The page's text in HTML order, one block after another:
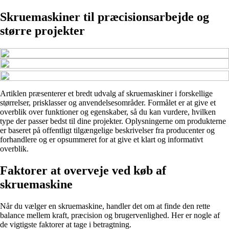
Skruemaskiner til præcisionsarbejde og
større projekter
Artiklen præsenterer et bredt udvalg af skruemaskiner i forskellige
størrelser, prisklasser og anvendelsesområder. Formålet er at give et
overblik over funktioner og egenskaber, så du kan vurdere, hvilken
type der passer bedst til dine projekter. Oplysningerne om produkterne
er baseret på offentligt tilgængelige beskrivelser fra producenter og
forhandlere og er opsummeret for at give et klart og informativt
overblik.
Faktorer at overveje ved køb af
skruemaskine
Når du vælger en skruemaskine, handler det om at finde den rette
balance mellem kraft, præcision og brugervenlighed. Her er nogle af
de vigtigste faktorer at tage i betragtning.